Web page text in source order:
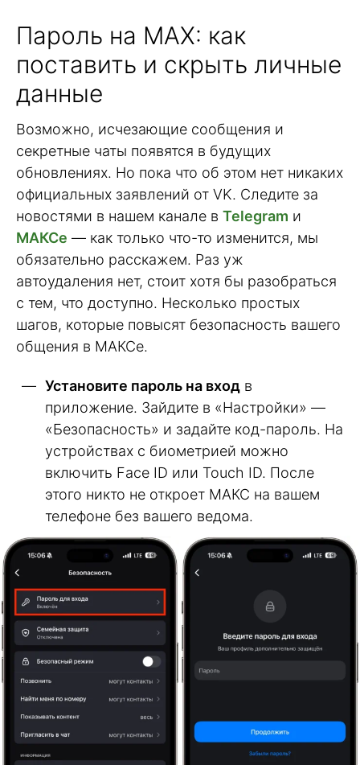
Пароль на MAX: как
поставить и скрыть личные
данные
Возможно, исчезающие сообщения и
секретные чаты появятся в будущих
обновлениях. Но пока что об этом нет никаких
официальных заявлений от VK. Следите за
новостями в нашем канале в Telegram и
МАКСе — как только что-то изменится, мы
обязательно расскажем. Раз уж
автоудаления нет, стоит хотя бы разобраться
с тем, что доступно. Несколько простых
шагов, которые повысят безопасность вашего
общения в МАКСе.
Установите пароль на вход в
приложение. Зайдите в «Настройки» —
«Безопасность» и задайте код-пароль. На
устройствах с биометрией можно
включить Face ID или Touch ID. После
этого никто не откроет МАКС на вашем
телефоне без вашего ведома.